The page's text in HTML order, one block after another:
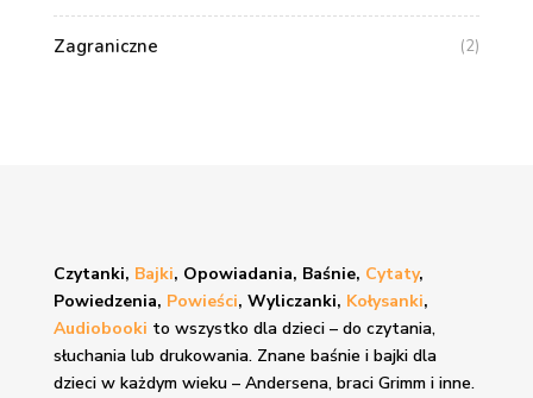
Zagraniczne (2)
Czytanki, Bajki, Opowiadania, Baśnie, Cytaty,
Powiedzenia, Powieści, Wyliczanki, Kołysanki,
Audiobooki to wszystko dla dzieci – do czytania,
słuchania lub drukowania. Znane baśnie i bajkidla
dzieci w każdym wieku – Andersena, braci Grimm i inne.